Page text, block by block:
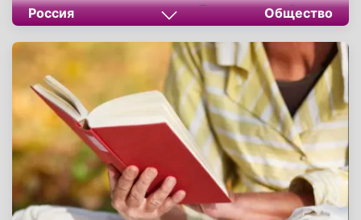
видотипичное поведение. Приучение собаки к
туалету — процесс, требующий терпения и
системности. Собака не научится ходить в
туалет «правильно» сама — ей нужен
грамотный проводник. Инвестируйте время в
обучение, и результат станет частью вашей
счастливой совместной жизни.
Россия Общество